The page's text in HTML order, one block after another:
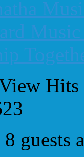
Hits
8 guests